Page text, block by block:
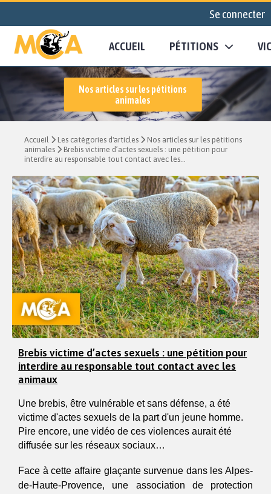
Se connecter
ACCUEIL PÉTITIONS
Nos articles sur les pétitions
animales
Accueil Les catégories d'articles
Nos articles sur les pétitions
animales
Brebis victime d’actes sexuels : une pétition pour
interdire au responsable tout contact avec les...
Brebis victime d’actes sexuels : une pétition pour
interdire au responsable tout contact avec les
animaux
Une brebis, être vulnérable et sans défense, a été
victime d'actes sexuels de la part d'un jeune homme.
Pire encore, une vidéo de ces violences aurait été
diffusée sur les réseaux sociaux…
Face à cette affaire glaçante survenue dans les Alpes-
de-Haute-Provence, une association de protection